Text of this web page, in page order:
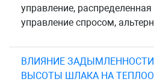
управление, распределенная
управление спросом,
ВЛИЯНИЕ
ВЫСОТЫ ШЛАКА НА